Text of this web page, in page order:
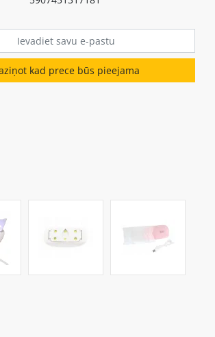
kad prece būs pieejama